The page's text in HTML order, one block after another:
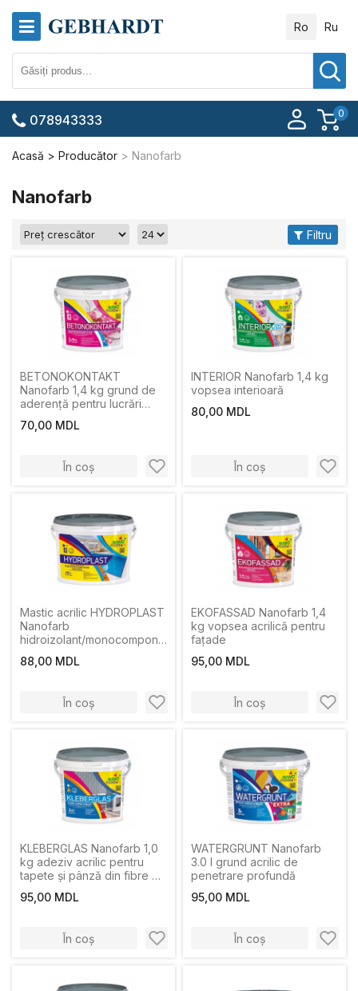
Ro Ru
0
078943333
Acasă Producător Nanofarb
Nanofarb
Filtru
BETONOKONTAKT
Nanofarb 1,4 kg grund de
aderență pentru lucrări
70,00 MDL
În coș
INTERIOR Nanofarb 1,4 kg
vopsea interioară
80,00 MDL
În coș
Mastic acrilic HYDROPLAST
Nanofarb
hidroizolant/monocomponent
88,00 MDL
În coș
EKOFASSAD Nanofarb 1,4
kg vopsea acrilică pentru
fațade
95,00 MDL
În coș
KLEBERGLAS Nanofarb 1,0
kg adeziv acrilic pentru
tapete și pânză din fibre de
95,00 MDL
În coș
WATERGRUNT Nanofarb
3.0 l grund acrilic de
penetrare profundă
95,00 MDL
În coș